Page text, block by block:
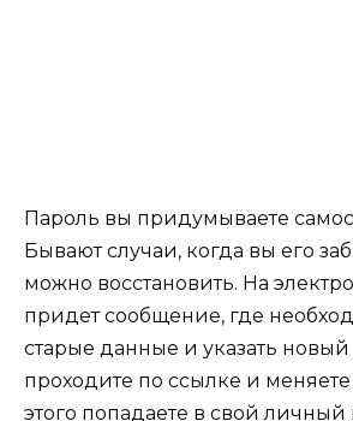
Пароль вы придумываете
Бывают случаи, когда вы его
можно восстановить. На
придет сообщение, где
старые данные и указать
проходите по ссылке и меняете
этого попадаете в свой личный